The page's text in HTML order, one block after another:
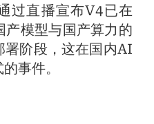
过直播宣布V4已在
产模型与国产算力的
署阶段，这在国内AI
事件。